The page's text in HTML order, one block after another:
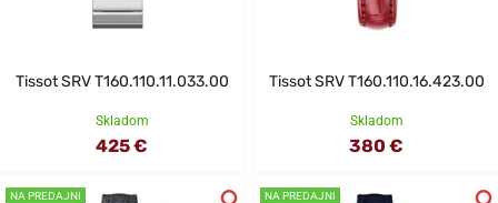
Tissot SRV T160.110.11.033.00
Skladom
425 €
Tissot SRV T160.110.16.423.00
Skladom
380 €
NA PREDAJNI NA PREDAJNI